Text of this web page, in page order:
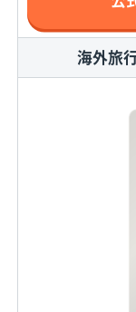
海外旅